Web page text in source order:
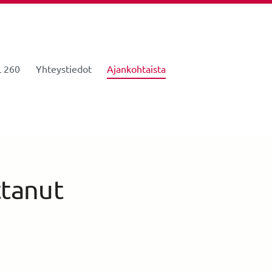
260 Yhteystiedot Ajankohtaista